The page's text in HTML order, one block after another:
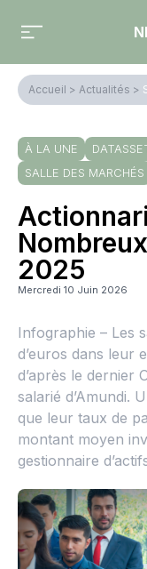
Accueil > Actualités >
À LA UNE
SALLE DES MARCHÉS
2025
Mercredi 10 Juin 2026
Infographie – Les
d’euros dans leur
d’après le dernier
salarié d’Amundi.
que leur taux de
montant moyen
gestionnaire